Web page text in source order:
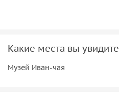
Какие места вы увидите
Музей Иван-чая